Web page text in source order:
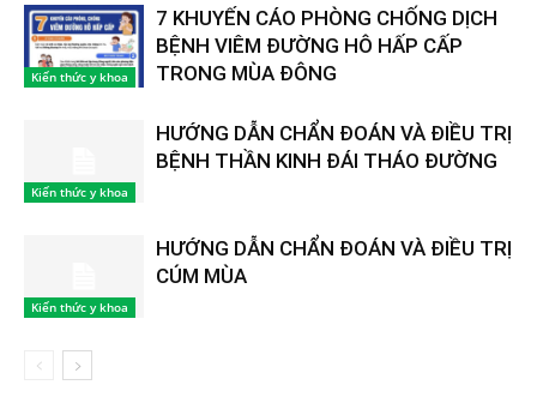
Kiến thức y khoa
7 KHUYẾN CÁO PHÒNG CHỐNG DỊCH
BỆNH VIÊM ĐƯỜNG HÔ HẤP CẤP
TRONG MÙA ĐÔNG
Kiến thức y khoa
HƯỚNG DẪN CHẨN ĐOÁN VÀ ĐIỀU TRỊ
BỆNH THẦN KINH ĐÁI THÁO ĐƯỜNG
Kiến thức y khoa
HƯỚNG DẪN CHẨN ĐOÁN VÀ ĐIỀU TRỊ
CÚM MÙA